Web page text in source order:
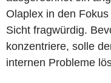
Olaplex in den
Sicht fragwürdig.
konzentriere, solle
internen Probleme